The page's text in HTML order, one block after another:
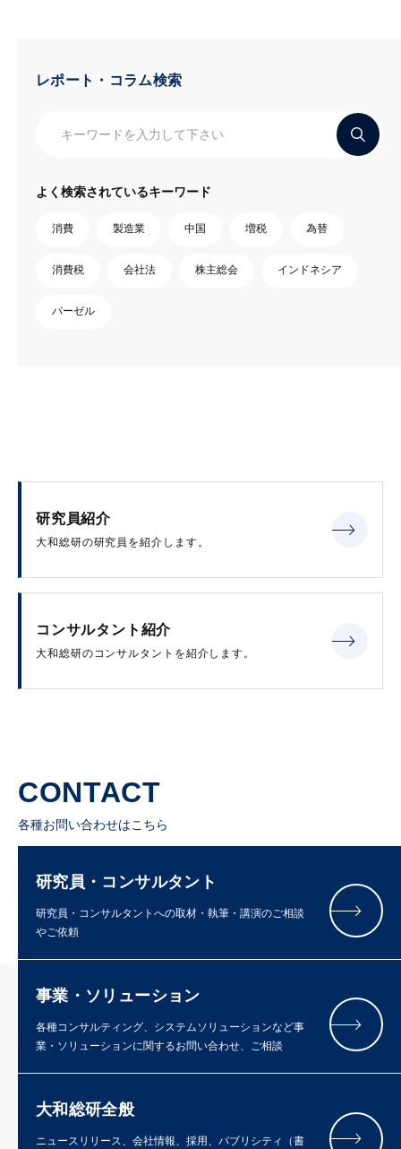
レポート・コラム検索
よく検索されているキーワード
消費 製造業 中国 増税 為替
消費税 会社法 株主総会 インドネシア
バーゼル
研究員紹介
大和総研の研究員を紹介します。
コンサルタント紹介
大和総研のコンサルタントを紹介します。
CONTACT
各種お問い合わせはこちら
研究員・コンサルタント
研究員・コンサルタントへの取材・執筆・講演のご相談
やご依頼
事業・ソリューション
各種コンサルティング、システムソリューションなど事
業・ソリューションに関するお問い合わせ、ご相談
大和総研全般
ニュースリリース、会社情報、採用、パブリシティ（書